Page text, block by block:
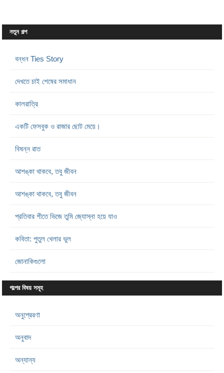
নতুন গল্প
বন্ধন Ties Story
দেখতে চাই শেষের সমাধান
কালরাত্রি
একটি ফেসবুক ও রাজার ছোট মেয়ে।
বিষন্ন রাত
আশঙ্কা থাকবে, তবু জীবন
আশঙ্কা থাকবে, তবু জীবন
প্রতিবার শীতে ভিজে তুমি জ্যোস্না হয়ে যাও
কবিতা: পুতুল খেলার ভুল
জোনাকিগুলো
গল্পের বিষয় সমূহ
অনুপ্রেরণা
অনুবাদ
অন্যান্য